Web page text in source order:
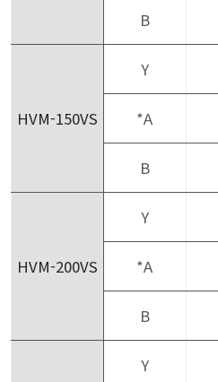
B
HVM-150VS
Y
*A
B
HVM-200VS
Y
*A
B
Y